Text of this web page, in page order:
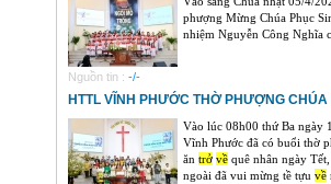
phượng Mừng Chúa Phục
nhiệm Nguyễn Công Nghĩa
Nguồn tin : -/-
HTTL VĨNH PHƯỚC THỜ PHƯỢNG
Vào lúc 08h00 thứ Ba ngày
Vĩnh Phước đã có buổi thờ
ăn trở về quê nhân ngày
ngoài đã vui mừng tề tựu về